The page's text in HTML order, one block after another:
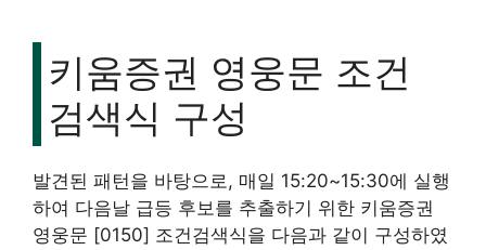
키움증권 영웅문 조건
검색식 구성
발견된 패턴을 바탕으로, 매일 15:20~15:30에 실행
하여 다음날 급등 후보를 추출하기 위한 키움증권
영웅문 [0150] 조건검색식을 다음과 같이 구성하였